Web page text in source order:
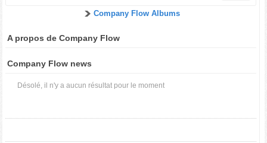
Company Flow Albums
A propos de Company Flow
Company Flow news
Désolé, il n'y a aucun résultat pour le moment